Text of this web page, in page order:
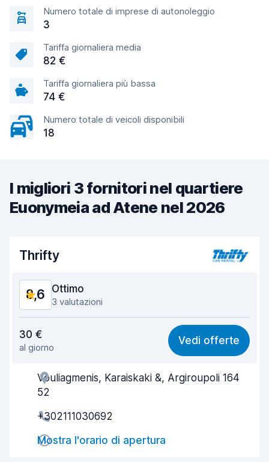
Numero totale di imprese di autonoleggio
3
Tariffa giornaliera media
82 €
Tariffa giornaliera più bassa
74 €
Numero totale di veicoli disponibili
18
I migliori 3 fornitori nel quartiere
Euonymeia ad Atene nel 2026
Thrifty
8,6 Ottimo
3 valutazioni
8,3
Facile da trovare 8,3
Gentilezza degli agenti 8,8
30 €
al giorno
Vedi offerte
Vouliagmenis, Karaiskaki &, Argiroupoli 164
52
+302111030692
Mostra l'orario di apertura